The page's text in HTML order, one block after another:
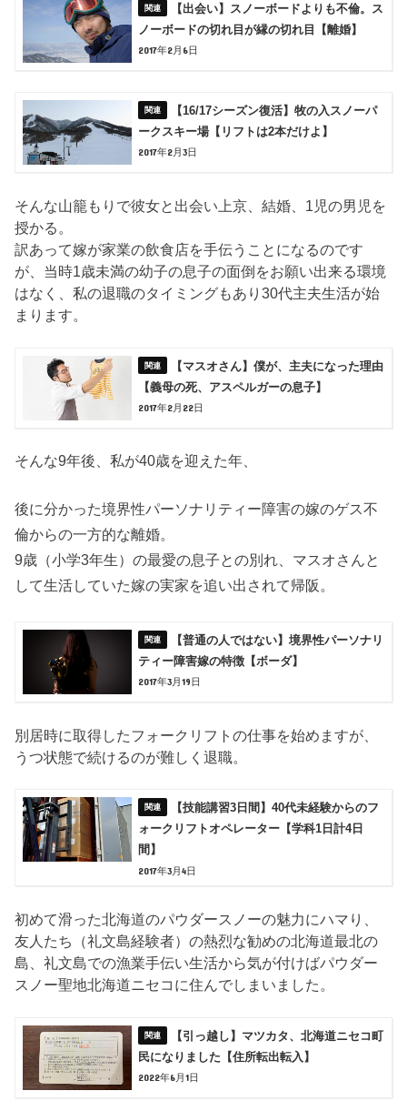
【出会い】スノーボードよりも不倫。ス
ノーボードの切れ目が縁の切れ目【離婚】
2017年2月6日
【16/17シーズン復活】牧の入スノーパ
ークスキー場【リフトは2本だけよ】
2017年2月3日
そんな山籠もりで彼女と出会い上京、結婚、1児の男児を
授かる。
訳あって嫁が家業の飲食店を手伝うことになるのです
が、当時1歳未満の幼子の息子の面倒をお願い出来る環境
はなく、私の退職のタイミングもあり30代主夫生活が始
まります。
【マスオさん】僕が、主夫になった理由
【義母の死、アスペルガーの息子】
2017年2月22日
そんな9年後、私が40歳を迎えた年、
後に分かった境界性パーソナリティー障害の嫁のゲス不
倫からの一方的な離婚。
9歳（小学3年生）の最愛の息子との別れ、マスオさんと
して生活していた嫁の実家を追い出されて帰阪。
【普通の人ではない】境界性パーソナリ
ティー障害嫁の特徴【ボーダ】
2017年3月19日
別居時に取得したフォークリフトの仕事を始めますが、
うつ状態で続けるのが難しく退職。
【技能講習3日間】40代未経験からのフ
ォークリフトオペレーター【学科1日計4日
間】
2017年3月4日
初めて滑った北海道のパウダースノーの魅力にハマり、
友人たち（礼文島経験者）の熱烈な勧めの北海道最北の
島、礼文島での漁業手伝い生活から気が付けばパウダー
スノー聖地北海道ニセコに住んでしまいました。
【引っ越し】マツカタ、北海道ニセコ町
民になりました【住所転出転入】
2022年6月1日